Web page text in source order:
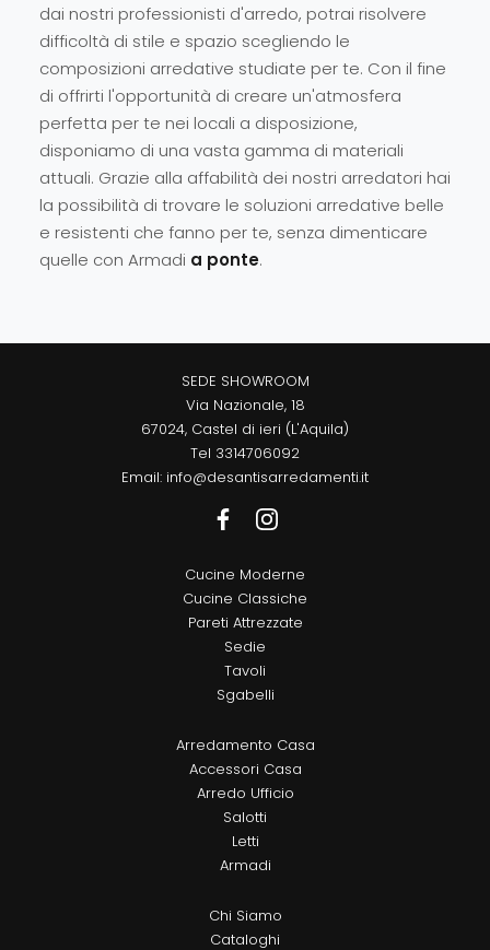
dai nostri professionisti d'arredo, potrai risolvere
difficoltà di stile e spazio scegliendo le
composizioni arredative studiate per te. Con il fine
di offrirti l'opportunità di creare un'atmosfera
perfetta per te nei locali a disposizione,
disponiamo di una vasta gamma di materiali
attuali. Grazie alla affabilità dei nostri arredatori hai
la possibilità di trovare le soluzioni arredative belle
e resistenti che fanno per te, senza dimenticare
quelle con Armadi a ponte.
SEDE SHOWROOM
Via Nazionale, 18
67024, Castel di ieri (L'Aquila)
Tel 3314706092
Email: info@desantisarredamenti.it
Cucine Moderne
Cucine Classiche
Pareti Attrezzate
Sedie
Tavoli
Sgabelli
Arredamento Casa
Accessori Casa
Arredo Ufficio
Salotti
Letti
Armadi
Chi Siamo
Cataloghi